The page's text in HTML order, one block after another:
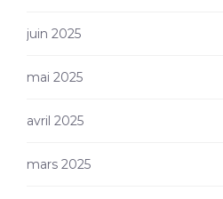
juin 2025
mai 2025
avril 2025
mars 2025